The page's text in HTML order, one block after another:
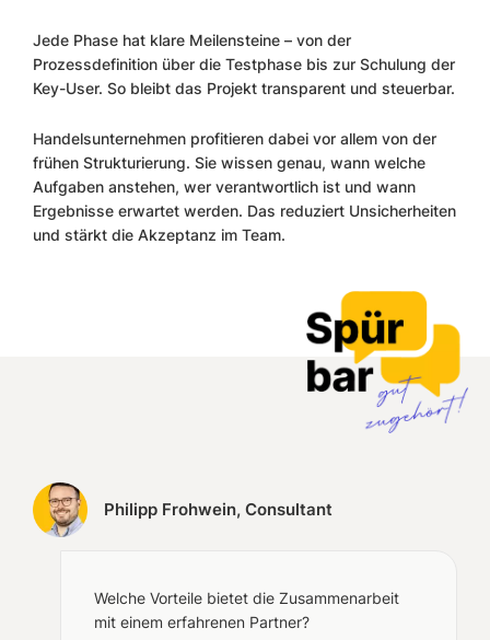
Jede Phase hat klare Meilensteine – von der
Prozessdefinition über die Testphase bis zur Schulung der
Key-User. So bleibt das Projekt transparent und steuerbar.
Handelsunternehmen profitieren dabei vor allem von der
frühen Strukturierung. Sie wissen genau, wann welche
Aufgaben anstehen, wer verantwortlich ist und wann
Ergebnisse erwartet werden. Das reduziert Unsicherheiten
und stärkt die Akzeptanz im Team.
Philipp Frohwein, Consultant
Welche Vorteile bietet die Zusammenarbeit
mit einem erfahrenen Partner?